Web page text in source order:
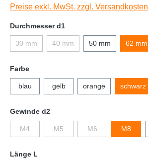
Preise exkl. MwSt. zzgl. Versandkosten
Durchmesser d1
30 mm 40 mm 50 mm 62 mm
Farbe
blau gelb orange schwarz
Gewinde d2
M4 M5 M6 M8
Länge L